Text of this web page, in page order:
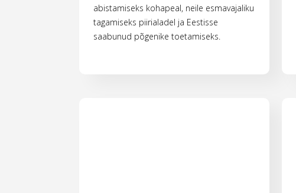
abistamiseks kohapeal, neile esmavajaliku
tagamiseks piirialadel ja Eestisse
saabunud põgenike toetamiseks.